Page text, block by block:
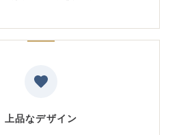
上品なデザイン